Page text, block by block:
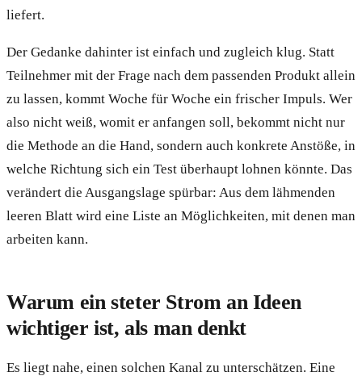
liefert.
Der Gedanke dahinter ist einfach und zugleich klug. Statt
Teilnehmer mit der Frage nach dem passenden Produkt allein
zu lassen, kommt Woche für Woche ein frischer Impuls. Wer
also nicht weiß, womit er anfangen soll, bekommt nicht nur
die Methode an die Hand, sondern auch konkrete Anstöße, in
welche Richtung sich ein Test überhaupt lohnen könnte. Das
verändert die Ausgangslage spürbar: Aus dem lähmenden
leeren Blatt wird eine Liste an Möglichkeiten, mit denen man
arbeiten kann.
Warum ein steter Strom an Ideen
wichtiger ist, als man denkt
Es liegt nahe, einen solchen Kanal zu unterschätzen. Eine